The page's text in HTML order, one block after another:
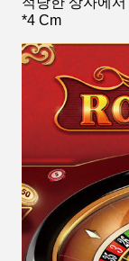
*4 Cm